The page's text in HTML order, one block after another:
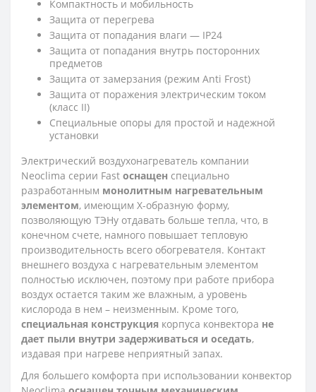
Компактность и мобильность
Защита от перегрева
Защита от попадания влаги — IP24
Защита от попадания внутрь посторонних
предметов
Защита от замерзания (режим Anti Frost)
Защита от поражения электрическим током
(класс II)
Специальные опоры для простой и надежной
установки
Электрический воздухонагреватель компании
Neoclima серии Fast оснащен специально
разработанным монолитным нагревательным
элементом, имеющим Х-образнyю форму,
позволяющую ТЭНу отдавать больше тепла, что, в
конечном счете, намного повышает тепловую
производительность всего обогревателя. Контакт
внешнего воздуха с нагревательным элементом
полностью исключен, поэтому при работе прибора
воздух остается таким же влажным, а уровень
кислорода в нем – неизменным. Кроме того,
специальная конструкция корпуса конвектора не
дает пыли внутри задерживаться и оседать,
издавая при нагреве неприятный запах.
Для большего комфорта при использовании конвектор